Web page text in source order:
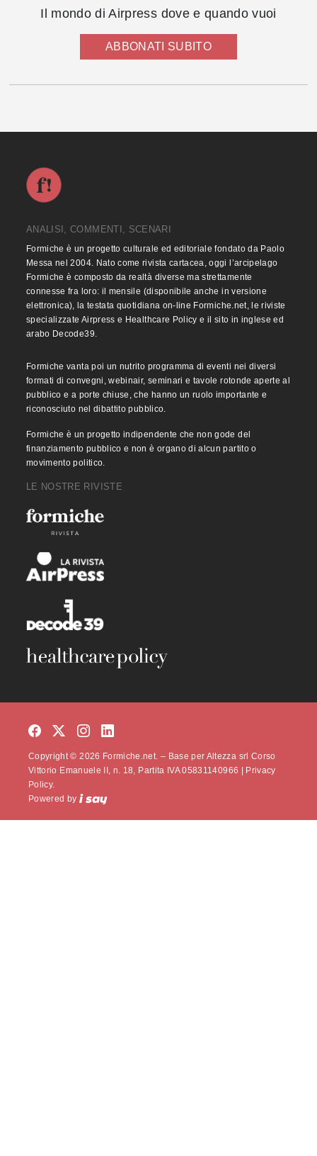
Il mondo di Airpress dove e quando vuoi
ABBONATI SUBITO
ANALISI, COMMENTI, SCENARI
Formiche è un progetto culturale ed editoriale fondato da Paolo
Messa nel 2004. Nato come rivista cartacea, oggi l’arcipelago
Formiche è composto da realtà diverse ma strettamente
connesse fra loro: il mensile (disponibile anche in versione
elettronica), la testata quotidiana on-line Formiche.net, le riviste
specializzate Airpress e Healthcare Policy e il sito in inglese ed
arabo Decode39.
Formiche vanta poi un nutrito programma di eventi nei diversi
formati di convegni, webinair, seminari e tavole rotonde aperte al
pubblico e a porte chiuse, che hanno un ruolo importante e
riconosciuto nel dibattito pubblico.
Formiche è un progetto indipendente che non gode del
finanziamento pubblico e non è organo di alcun partito o
movimento politico.
LE NOSTRE RIVISTE
Copyright © 2026 Formiche.net. – Base per Altezza srl Corso
Vittorio Emanuele II, n. 18, Partita IVA 05831140966 | Privacy
Policy.
Powered by